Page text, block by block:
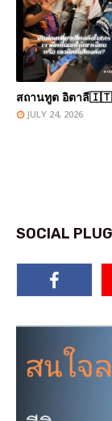
สถานทูต อิตาลี🇮🇹
JULY 24, 2026
SOCIAL